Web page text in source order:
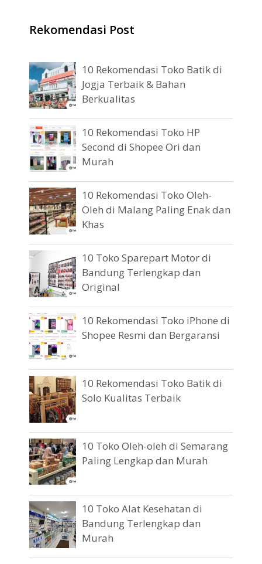
Rekomendasi Post
10 Rekomendasi Toko Batik di
Jogja Terbaik & Bahan
Berkualitas
10 Rekomendasi Toko HP
Second di Shopee Ori dan
Murah
10 Rekomendasi Toko Oleh-
Oleh di Malang Paling Enak dan
Khas
10 Toko Sparepart Motor di
Bandung Terlengkap dan
Original
10 Rekomendasi Toko iPhone di
Shopee Resmi dan Bergaransi
10 Rekomendasi Toko Batik di
Solo Kualitas Terbaik
10 Toko Oleh-oleh di Semarang
Paling Lengkap dan Murah
10 Toko Alat Kesehatan di
Bandung Terlengkap dan
Murah